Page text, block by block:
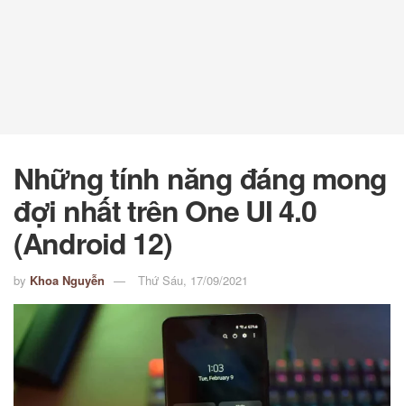
Những tính năng đáng mong
đợi nhất trên One UI 4.0
(Android 12)
by Khoa Nguyễn Thứ Sáu, 17/09/2021